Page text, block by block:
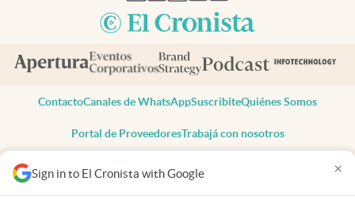
Sign in to El Cronista with Google ×
ContactoCanales de WhatsAppSuscribiteQuiénes Somos
Portal de ProveedoresTrabajá con nosotros
Todos los derechos reservados